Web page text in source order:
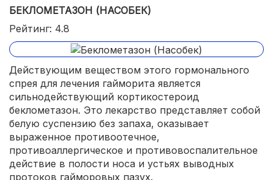
БЕКЛОМЕТАЗОН (НАСОБЕК)
Рейтинг: 4.8
Действующим веществом этого гормонального
спрея для лечения гайморита является
сильнодействующий кортикостероид
беклометазон. Это лекарство представляет собой
белую суспензию без запаха, оказывает
выраженное противоотечное,
противоаллергическое и противовоспалительное
действие в полости носа и устьях выводных
протоков гайморовых пазух.